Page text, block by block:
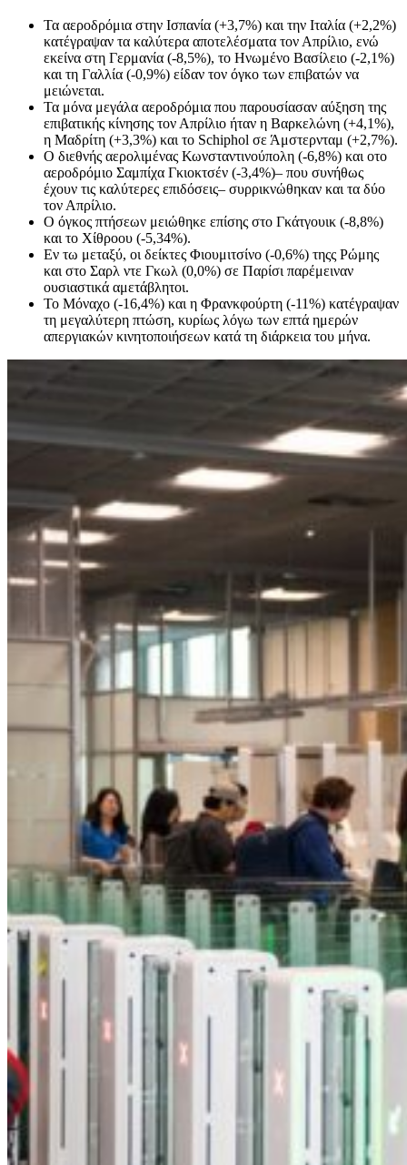
Τα αεροδρόμια στην Ισπανία (+3,7%) και την Ιταλία (+2,2%)
κατέγραψαν τα καλύτερα αποτελέσματα τον Απρίλιο, ενώ
εκείνα στη Γερμανία (-8,5%), το Ηνωμένο Βασίλειο (-2,1%)
και τη Γαλλία (-0,9%) είδαν τον όγκο των επιβατών να
μειώνεται.
Τα μόνα μεγάλα αεροδρόμια που παρουσίασαν αύξηση της
επιβατικής κίνησης τον Απρίλιο ήταν η Βαρκελώνη (+4,1%),
η Μαδρίτη (+3,3%) και το Schiphol σε Άμστερνταμ (+2,7%).
Ο διεθνής αερολιμένας Κωνσταντινούπολη (-6,8%) και οτο
αεροδρόμιο Σαμπίχα Γκιοκτσέν (-3,4%)– που συνήθως
έχουν τις καλύτερες επιδόσεις– συρρικνώθηκαν και τα δύο
τον Απρίλιο.
Ο όγκος πτήσεων μειώθηκε επίσης στο Γκάτγουικ (-8,8%)
και το Χίθροου (-5,34%).
Εν τω μεταξύ, οι δείκτες Φιουμιτσίνο (-0,6%) τηςς Ρώμης
και στο Σαρλ ντε Γκωλ (0,0%) σε Παρίσι παρέμειναν
ουσιαστικά αμετάβλητοι.
Το Μόναχο (-16,4%) και η Φρανκφούρτη (-11%) κατέγραψαν
τη μεγαλύτερη πτώση, κυρίως λόγω των επτά ημερών
απεργιακών κινητοποιήσεων κατά τη διάρκεια του μήνα.